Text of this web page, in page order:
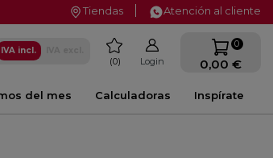
Tiendas Atención al cliente
IVA incl. favorite
0 Login
0
0,00 €
Inspírate
Calculadoras
del mes